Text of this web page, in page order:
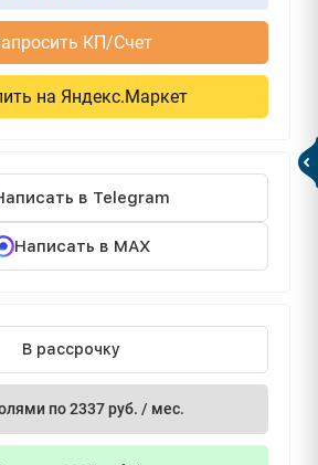
КП/Счет
на Яндекс.Маркет
в Telegram
Написать в MAX
В рассрочку
по 2337 руб. / мес.